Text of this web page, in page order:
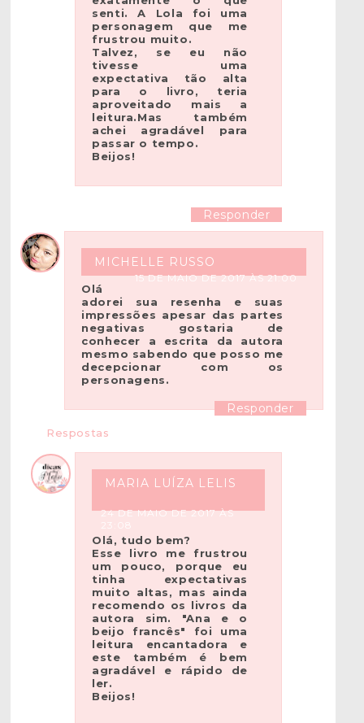
senti. A Lola foi uma
personagem que me
frustrou muito.
Talvez, se eu não
tivesse uma
expectativa tão alta
para o livro, teria
aproveitado mais a
leitura.Mas também
achei agradável para
passar o tempo.
Beijos!
Responder
MICHELLE RUSSO
15 DE MAIO DE 2017 ÀS 21:00
Olá
adorei sua resenha e suas
impressões apesar das partes
negativas gostaria de
conhecer a escrita da autora
mesmo sabendo que posso me
decepcionar com os
personagens.
Responder
Respostas
MARIA LUÍZA LELIS
24 DE MAIO DE 2017 ÀS
23:08
Olá, tudo bem?
Esse livro me frustrou
um pouco, porque eu
tinha expectativas
muito altas, mas ainda
recomendo os livros da
autora sim. "Ana e o
beijo francês" foi uma
leitura encantadora e
este também é bem
agradável e rápido de
ler.
Beijos!